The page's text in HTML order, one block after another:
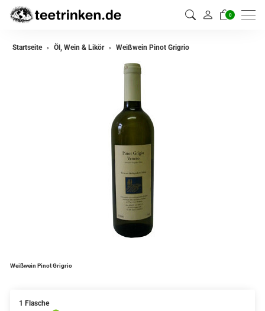
0
Startseite Öl, Wein & Likör Weißwein Pinot Grigrio
Weißwein Pinot Grigrio
1 Flasche